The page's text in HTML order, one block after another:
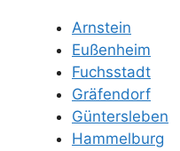
Arnstein
Eußenheim
Fuchsstadt
Gräfendorf
Güntersleben
Hammelburg